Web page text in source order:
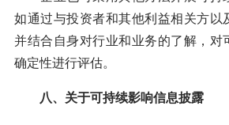
如通过与投资者和其他利益相关方以
并结合自身对行业和业务的了解，对
确定性进行评估。
八、关于可持续影响信息披露